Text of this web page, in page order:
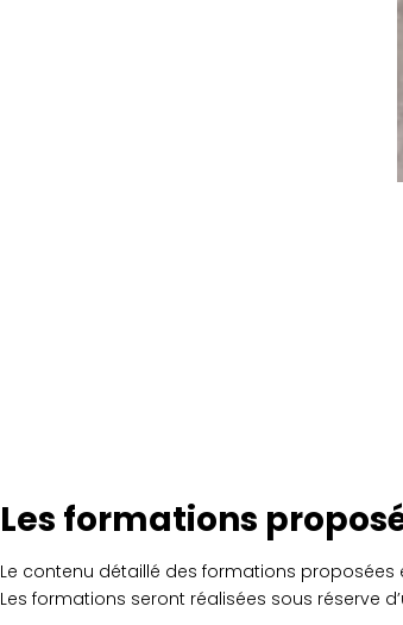
Les formations
Le contenu détaillé des formations
Les formations seront réalisées sous réserve